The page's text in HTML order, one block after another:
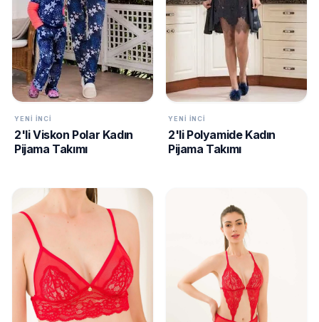
YENI İNCI
2'li Viskon Polar Kadın
Pijama Takımı
YENI İNCI
2'li Polyamide Kadın
Pijama Takımı